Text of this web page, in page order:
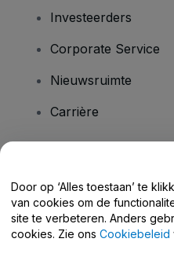
Investeerders
Corporate Service
Nieuwsruimte
Carrière
Helpcentrum /
Door op ‘Alles toestaan’ te
van cookies om de
site te verbeteren. Anders
cookies. Zie ons Cookiebeleid